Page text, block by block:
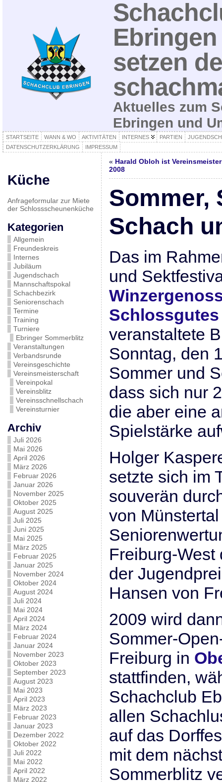
setzen
Aktuelles zum
Ebringen und
STARTSEITE WANN & WO AKTIVITÄTEN INTERNES PARTIEN
DATENSCHUTZERKLÄRUNG
IMPRESSUM
Küche
Anfrageformular zur Miete
der Schlossscheunenküche
Kategorien
Allgemein
Freundeskreis
Internes
Jubiläum
Jugendschach
Mannschaftspokal
Schachbezirk
Seniorenschach
Termine
Training
Turniere
Ebringer Sommerblitz
Veranstaltungen
Verbandsrunde
Vereinsgeschichte
Vereinsmeisterschaft
Vereinpokal
Vereinsblitz
Vereinsschnellschach
Vereinsturnier
Archiv
Juli 2026
Mai 2026
April 2026
März 2026
Februar 2026
Januar 2026
November 2025
Oktober 2025
August 2025
Juli 2025
Juni 2025
Mai 2025
März 2025
Februar 2025
Januar 2025
November 2024
Oktober 2024
August 2024
Juli 2024
Mai 2024
April 2024
März 2024
Februar 2024
Januar 2024
November 2023
Oktober 2023
September 2023
August 2023
Mai 2023
April 2023
März 2023
Februar 2023
Januar 2023
Dezember 2022
Oktober 2022
Juli 2022
Mai 2022
April 2022
März 2022
« Harald Obloh ist Vereinsmeister
2008
Sommer,
Schach
Das im
und
veranstaltete
Sonntag, den
Sommer und
dass sich nur
die aber eine
Spielstärke
Holger
setzte sich im
souverän
von
Freiburg-West
der
Hansen von
2009 wird
Sommer-
Freiburg in
stattfinden,
Schachclub
allen
auf das
mit dem
Sommerblitz